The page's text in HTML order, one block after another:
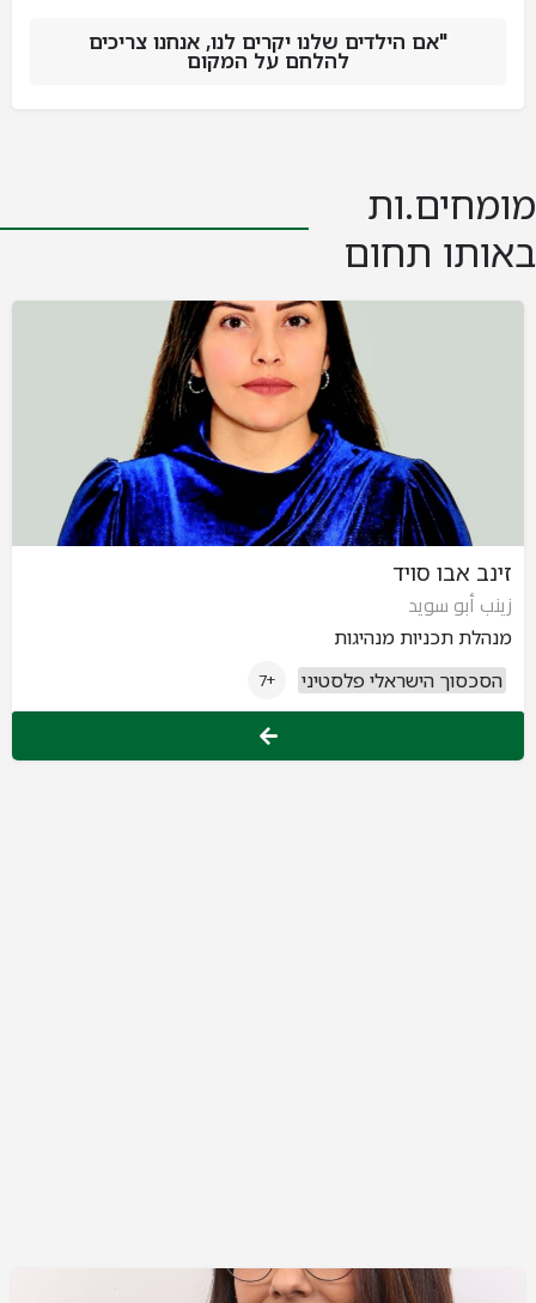
"אם הילדים שלנו יקרים לנו, אנחנו צריכים
להלחם על המקום
מומחים.ות
באותו תחום
זינב אבו סויד
زينب أبو سويد
מנהלת תכניות מנהיגות
הסכסוך הישראלי פלסטיני
+7